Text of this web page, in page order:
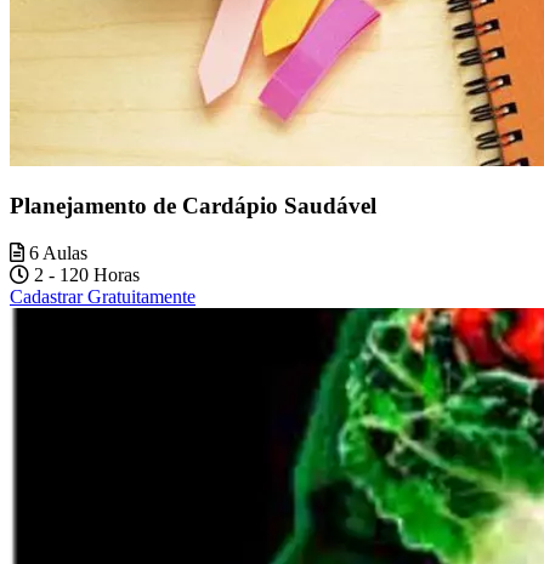
Planejamento de Cardápio Saudável
6 Aulas
2 - 120 Horas
Cadastrar Gratuitamente